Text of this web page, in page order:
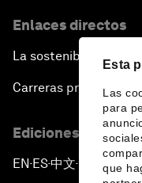
Esta
Las
para
que
Enlaces directos
La sostenibilidad en el
Carreras
Ediciones en
EN ▪ ES▪中文▪ 日本語